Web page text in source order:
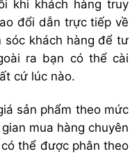
khi khách hàng truy
đổi dẫn trực tiếp về
sóc khách hàng để tư
ra bạn có thể cài
cứ lúc nào.
sản phẩm theo mức
mua hàng chuyên
thể được phân theo